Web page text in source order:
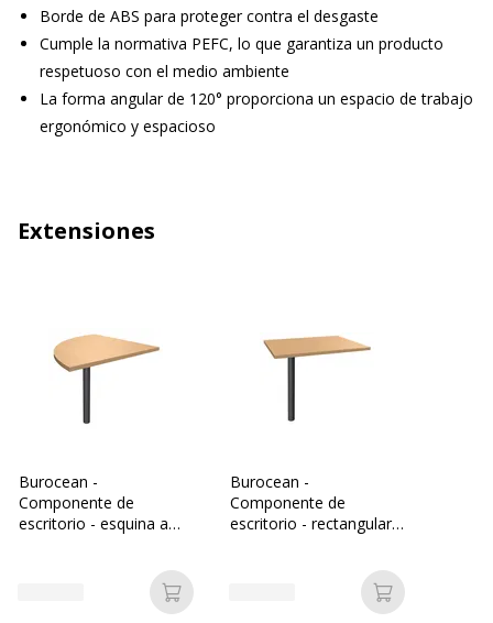
Borde de ABS para proteger contra el desgaste
Cumple la normativa PEFC, lo que garantiza un producto
respetuoso con el medio ambiente
La forma angular de 120° proporciona un espacio de trabajo
ergonómico y espacioso
Extensiones
Burocean -
Componente de
escritorio - esquina a
Añadir a la cesta
Burocean -
Componente de
escritorio - rectangular -
Añadir a la